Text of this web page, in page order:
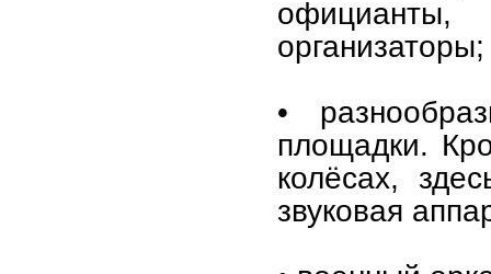
организаторы;
•
площадки.
колёсах,
звуковая